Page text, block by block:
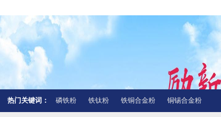
热门关键词： 磷铁粉 铁钛粉 铁铜合金粉 铜锡合金粉